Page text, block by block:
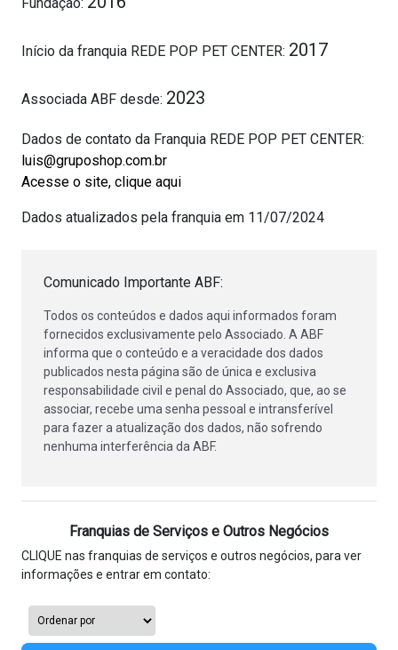
Início da franquia REDE POP PET CENTER: 2017
Associada ABF desde: 2023
Dados de contato da Franquia REDE POP PET CENTER:
luis@gruposhop.com.br
Acesse o site, clique aqui
Dados atualizados pela franquia em 11/07/2024
Comunicado Importante ABF:
Todos os conteúdos e dados aqui informados foram
fornecidos exclusivamente pelo Associado. A ABF
informa que o conteúdo e a veracidade dos dados
publicados nesta página são de única e exclusiva
responsabilidade civil e penal do Associado, que, ao se
associar, recebe uma senha pessoal e intransferível
para fazer a atualização dos dados, não sofrendo
nenhuma interferência da ABF.
Franquias de Serviços e Outros Negócios
CLIQUE nas franquias de serviços e outros negócios, para ver
informações e entrar em contato: